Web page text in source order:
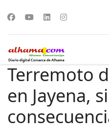
Terremoto
en Jayena,